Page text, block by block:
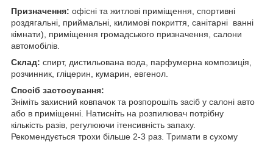
Призначення: офісні та житлові приміщення, спортивні
роздягальні, приймальні, килимові покриття, санітарні ванні
кімнати), приміщення громадського призначення, салони
автомобілів.
Склад: спирт, дистильована вода, парфумерна композиція,
розчинник, гліцерин, кумарин, евгенол.
Спосіб застосування:
Зніміть захисний ковпачок та розпорошіть засіб у салоні авто
або в приміщенні. Натисніть на розпилювач потрібну
кількість разів, регулюючи ітенсивність запаху.
Рекомендується трохи більше 2-3 раз. Тримати в сухому